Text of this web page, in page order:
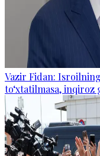
Vazir Fidan:
to‘xtatilmasa, inqiroz